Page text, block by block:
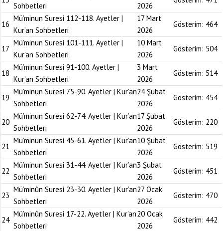
Sohbetleri
2026
16
Mü’minun Suresi 112-118. Ayetler |
Kur’an Sohbetleri
17 Mart
2026
Gösterim: 464
17
Mü’minun Suresi 101-111. Ayetler |
Kur’an Sohbetleri
10 Mart
2026
Gösterim: 504
18
Mü’minun Suresi 91-100. Ayetler |
Kur’an Sohbetleri
3 Mart
2026
Gösterim: 514
19
Mü’minun Suresi 75-90. Ayetler | Kur’an
Sohbetleri
24 Şubat
2026
Gösterim: 454
20
Mü’minun Suresi 62-74. Ayetler | Kur’an
Sohbetleri
17 Şubat
2026
Gösterim: 220
21
Mü’minun Suresi 45-61. Ayetler | Kur’an
Sohbetleri
10 Şubat
2026
Gösterim: 519
22
Mü’minun Suresi 31-44. Ayetler | Kur’an
Sohbetleri
3 Şubat
2026
Gösterim: 451
23
Mü’minûn Suresi 23-30. Ayetler | Kur’an
Sohbetleri
27 Ocak
2026
Gösterim: 470
24
Mü’minûn Suresi 17-22. Ayetler | Kur’an
Sohbetleri
20 Ocak
2026
Gösterim: 442